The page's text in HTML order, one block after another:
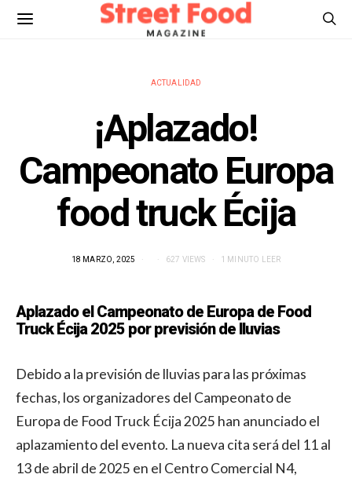
ACTUALIDAD
¡Aplazado!
Campeonato Europa
food truck Écija
18 MARZO, 2025 627 VIEWS 1 MINUTO LEER
Aplazado el Campeonato de Europa de Food
Truck Écija 2025 por previsión de lluvias
Debido a la previsión de lluvias para las próximas
fechas, los organizadores del Campeonato de
Europa de Food Truck Écija 2025 han anunciado el
aplazamiento del evento. La nueva cita será del 11 al
13 de abril de 2025 en el Centro Comercial N4,